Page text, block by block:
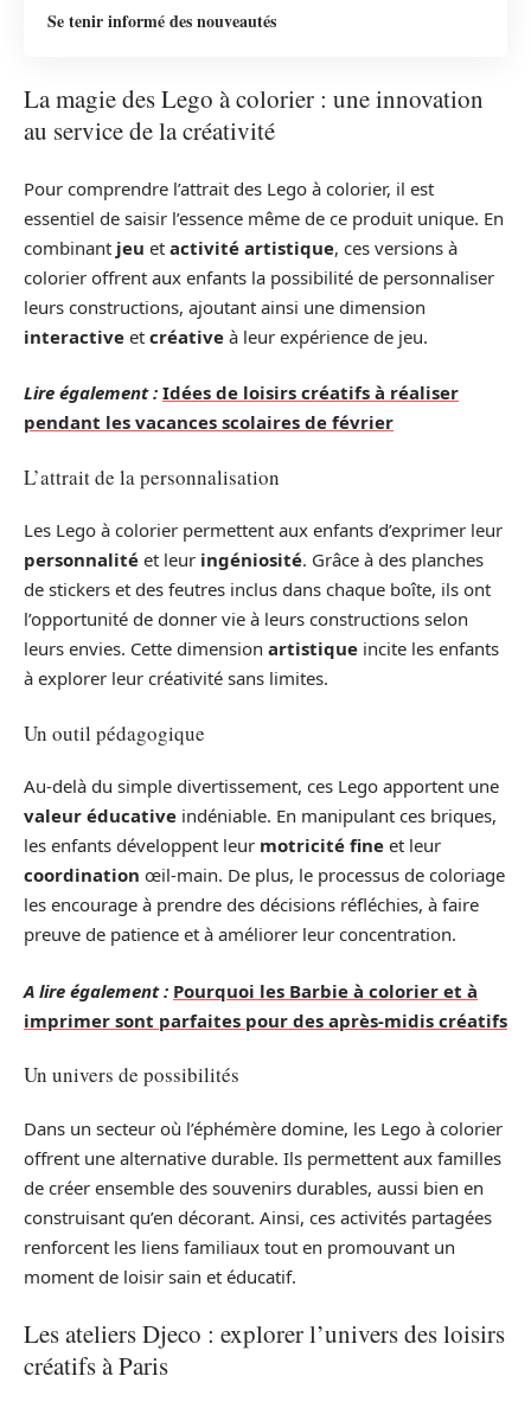
Se tenir informé des nouveautés
La magie des Lego à colorier : une innovation
au service de la créativité
Pour comprendre l’attrait des Lego à colorier, il est
essentiel de saisir l’essence même de ce produit unique. En
combinant jeu et activité artistique, ces versions à
colorier offrent aux enfants la possibilité de personnaliser
leurs constructions, ajoutant ainsi une dimension
interactive et créative à leur expérience de jeu.
Lire également : Idées de loisirs créatifs à réaliser
pendant les vacances scolaires de février
L’attrait de la personnalisation
Les Lego à colorier permettent aux enfants d’exprimer leur
personnalité et leur ingéniosité. Grâce à des planches
de stickers et des feutres inclus dans chaque boîte, ils ont
l’opportunité de donner vie à leurs constructions selon
leurs envies. Cette dimension artistique incite les enfants
à explorer leur créativité sans limites.
Un outil pédagogique
Au-delà du simple divertissement, ces Lego apportent une
valeur éducative indéniable. En manipulant ces briques,
les enfants développent leur motricité fine et leur
coordination œil-main. De plus, le processus de coloriage
les encourage à prendre des décisions réfléchies, à faire
preuve de patience et à améliorer leur concentration.
A lire également : Pourquoi les Barbie à colorier et à
imprimer sont parfaites pour des après-midis créatifs
Un univers de possibilités
Dans un secteur où l’éphémère domine, les Lego à colorier
offrent une alternative durable. Ils permettent aux familles
de créer ensemble des souvenirs durables, aussi bien en
construisant qu’en décorant. Ainsi, ces activités partagées
renforcent les liens familiaux tout en promouvant un
moment de loisir sain et éducatif.
Les ateliers Djeco : explorer l’univers des loisirs
créatifs à Paris